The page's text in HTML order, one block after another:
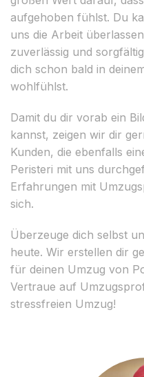
aufgehoben fühlst. Du
uns die Arbeit
zuverlässig und
dich schon bald in
wohlfühlst.
Damit du dir vorab ein
kannst, zeigen wir dir
Kunden, die ebenfalls
Peristeri mit uns
Erfahrungen mit
sich.
Überzeuge dich selbst
heute. Wir erstellen dir
für deinen Umzug von
Vertraue auf
stressfreien Umzug!